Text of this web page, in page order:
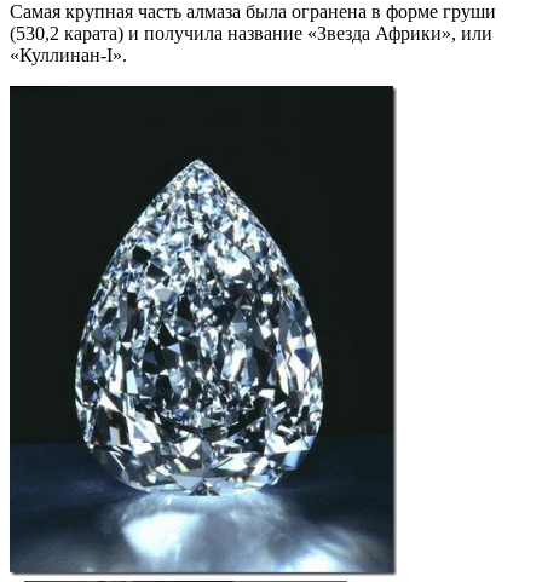
Самая крупная часть алмаза была огранена в форме груши
(530,2 карата) и получила название «Звезда Африки», или
«Куллинан-I».